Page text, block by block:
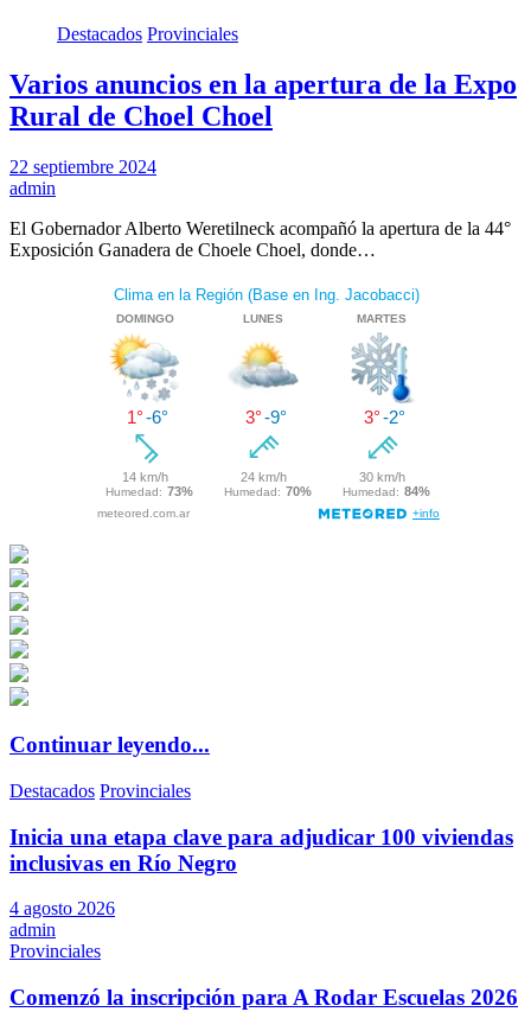
Destacados Provinciales
Varios anuncios en la apertura de la Expo
Rural de Choel Choel
22 septiembre 2024
admin
El Gobernador Alberto Weretilneck acompañó la apertura de la 44°
Exposición Ganadera de Choele Choel, donde…
Continuar leyendo...
Destacados Provinciales
Inicia una etapa clave para adjudicar 100 viviendas
inclusivas en Río Negro
4 agosto 2026
admin
Provinciales
Comenzó la inscripción para A Rodar Escuelas 2026